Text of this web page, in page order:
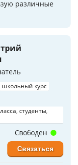
различные
школьный курс
студенты,
Свободен
Связаться